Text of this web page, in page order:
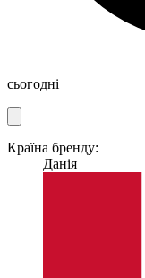
сьогодні
Країна бренду:
Данія